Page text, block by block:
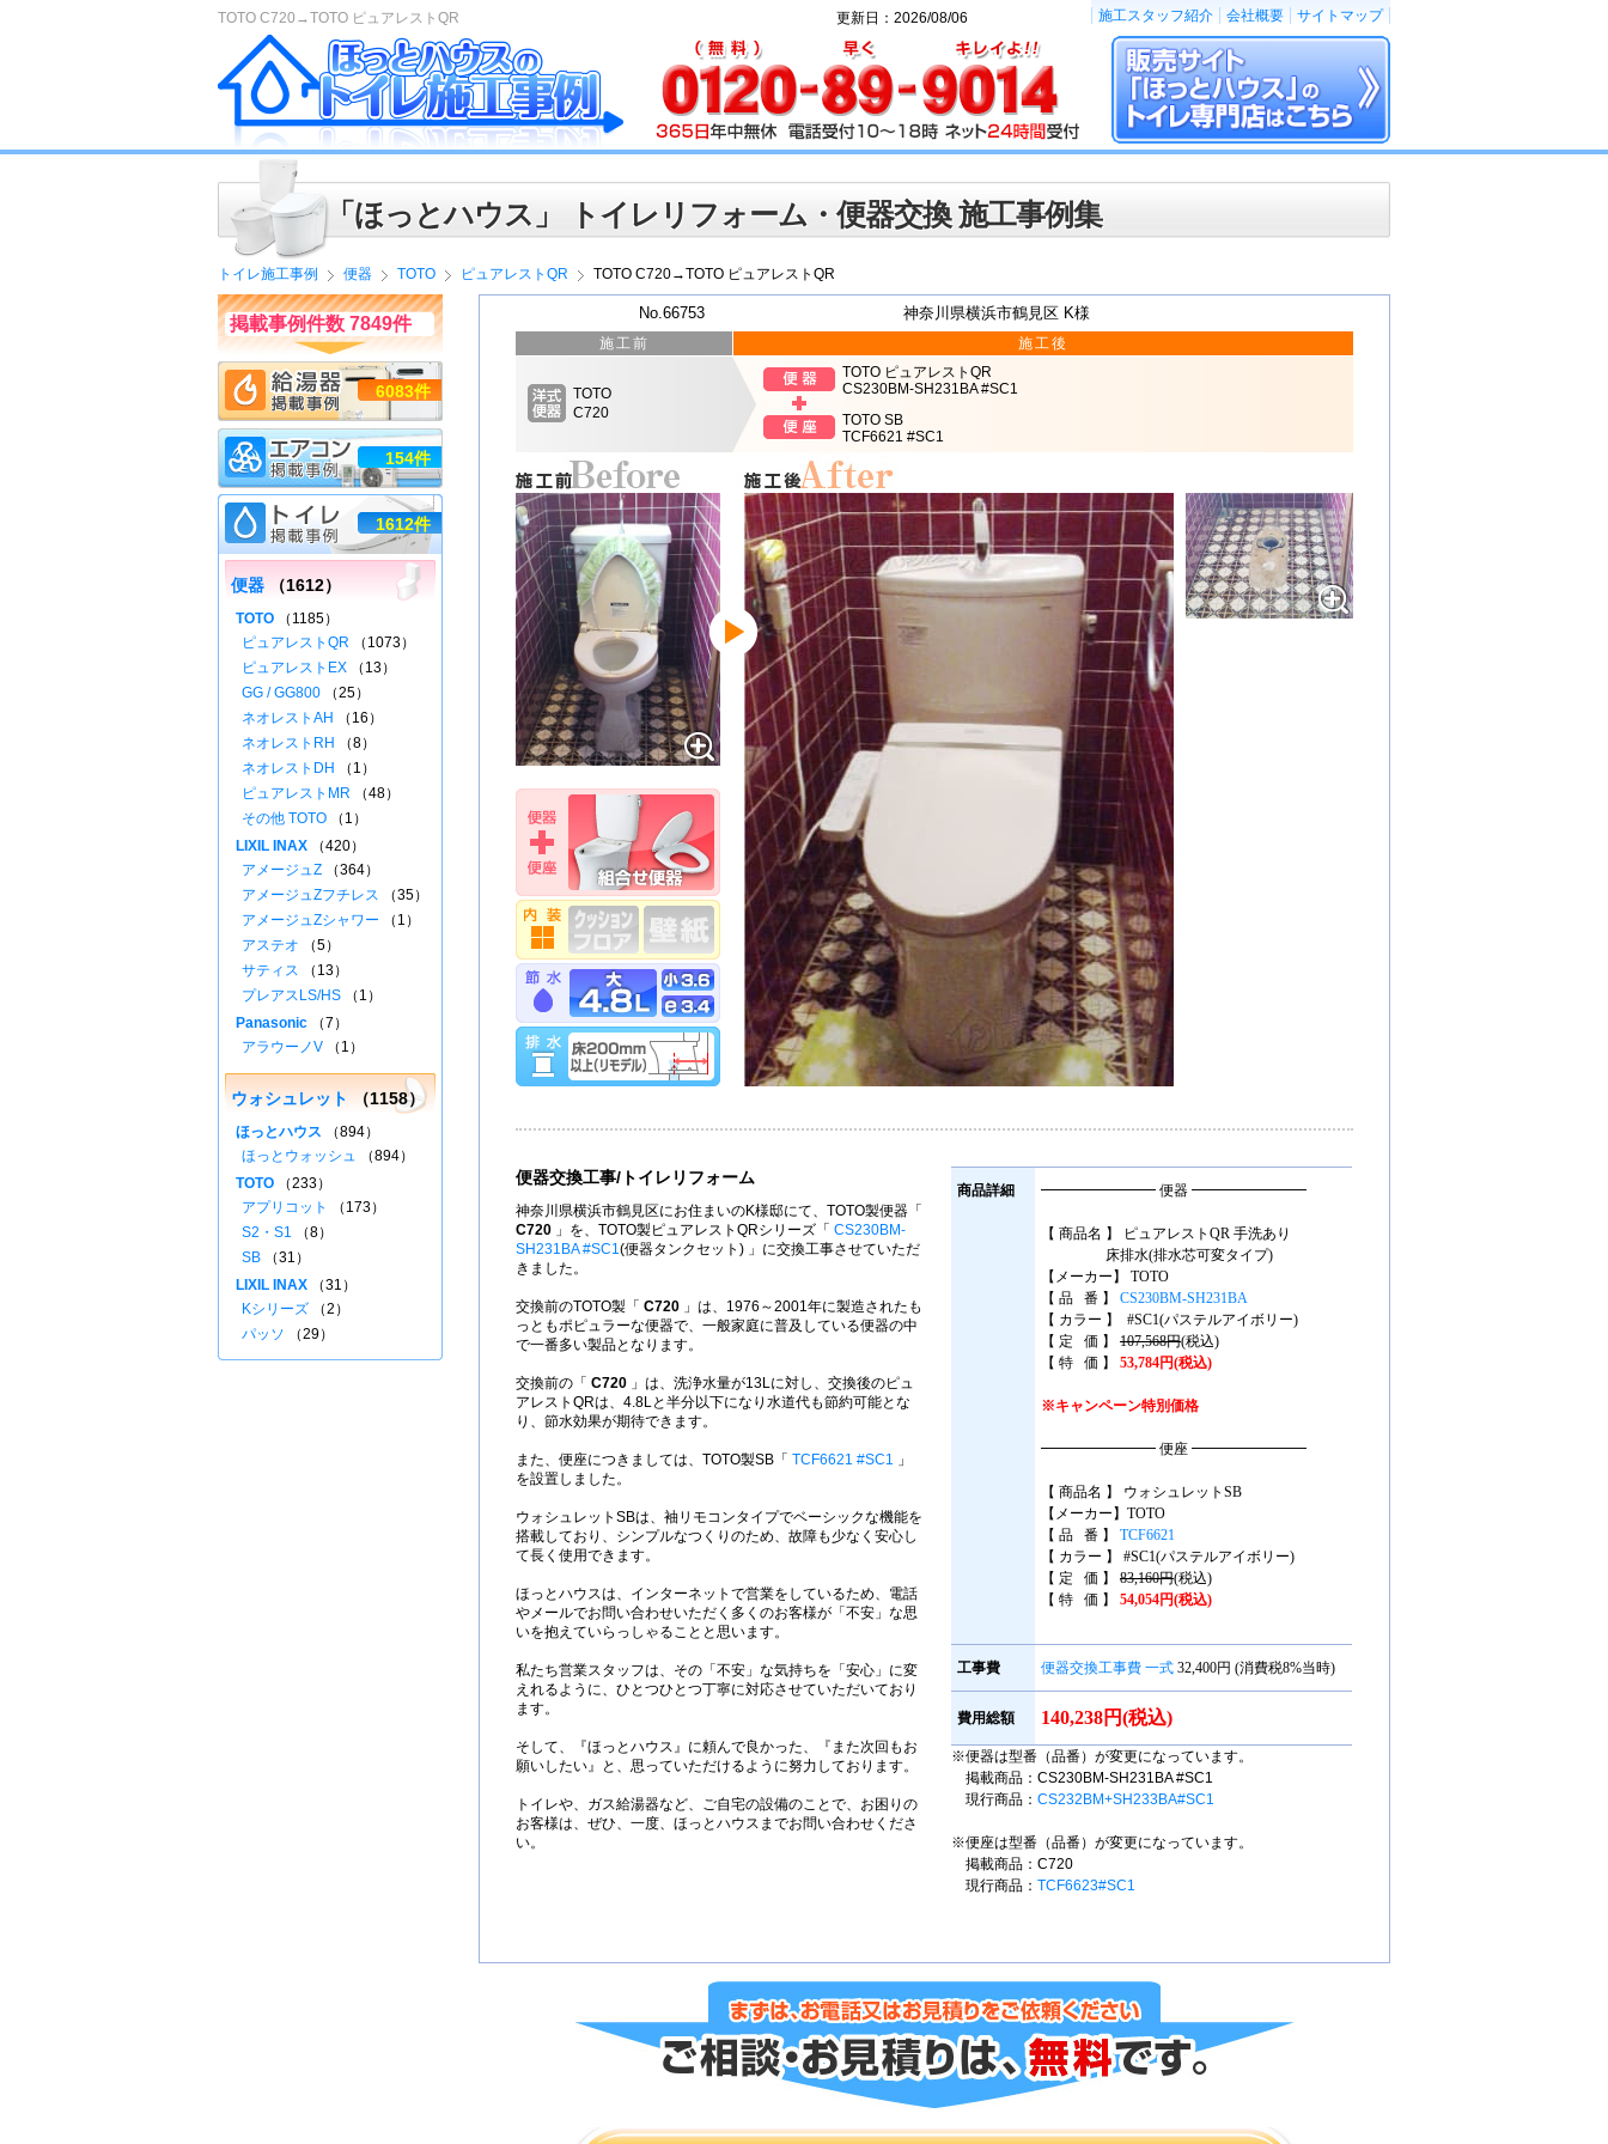
TOTO C720→TOTO ピュアレストQR
「ほっとハウス」 トイレリフォーム・便器交換 施工事例集
トイレ施工事例 便器 TOTO ピュアレストQR TOTO C720→TOTO ピュアレストQR
No.66753 神奈川県横浜市鶴見区 K様
施工前
TOTO
C720
施工後
TOTO ピュアレストQR
CS230BM-SH231BA #SC1
TOTO SB
TCF6621 #SC1
便器交換工事/トイレリフォーム
神奈川県横浜市鶴見区にお住まいのK様邸にて、TOTO製便器「
C720 」を、TOTO製ピュアレストQRシリーズ「 CS230BM-
SH231BA #SC1(便器タンクセット) 」に交換工事させていただ
きました。
交換前のTOTO製「 C720 」は、1976～2001年に製造されたも
っともポピュラーな便器で、一般家庭に普及している便器の中
で一番多い製品となります。
交換前の「 C720 」は、洗浄水量が13Lに対し、交換後のピュ
アレストQRは、4.8Lと半分以下になり水道代も節約可能とな
り、節水効果が期待できます。
また、便座につきましては、TOTO製SB「 TCF6621 #SC1 」
を設置しました。
ウォシュレットSBは、袖リモコンタイプでベーシックな機能を
搭載しており、シンプルなつくりのため、故障も少なく安心し
て長く使用できます。
ほっとハウスは、インターネットで営業をしているため、電話
やメールでお問い合わせいただく多くのお客様が「不安」な思
いを抱えていらっしゃることと思います。
私たち営業スタッフは、その「不安」な気持ちを「安心」に変
えれるように、ひとつひとつ丁寧に対応させていただいており
ます。
そして、『ほっとハウス』に頼んで良かった、『また次回もお
願いしたい』と、思っていただけるように努力しております。
トイレや、ガス給湯器など、ご自宅の設備のことで、お困りの
お客様は、ぜひ、一度、ほっとハウスまでお問い合わせくださ
い。
商品詳細 ━━━━━━━━ 便器 ━━━━━━━━
【 商品名 】 ピュアレストQR 手洗あり
床排水(排水芯可変タイプ)
【メーカー】 TOTO
【 品 番 】 CS230BM-SH231BA
【 カラー 】 #SC1(パステルアイボリー)
【 定 価 】 107,568円(税込)
【 特 価 】 53,784円(税込)
※キャンペーン特別価格
━━━━━━━━ 便座 ━━━━━━━━
【 商品名 】 ウォシュレットSB
【メーカー】TOTO
【 品 番 】 TCF6621
【 カラー 】 #SC1(パステルアイボリー)
【 定 価 】 83,160円(税込)
【 特 価 】 54,054円(税込)
工事費 便器交換工事費 一式 32,400円 (消費税8%当時)
費用総額 140,238円(税込)
※便器は型番（品番）が変更になっています。
掲載商品：CS230BM-SH231BA #SC1
現行商品： CS232BM+SH233BA#SC1
※便座は型番（品番）が変更になっています。
掲載商品：C720
現行商品： TCF6623#SC1
掲載事例件数 7849件
6083件
154件
1612件
便器 （1612）
TOTO （1185）
ピュアレストQR （1073）
ピュアレストEX （13）
GG / GG800 （25）
ネオレストAH
（16）
ネオレストRH
（8）
ネオレストDH
（1）
ピュアレストMR （48）
その他 TOTO （1）
LIXIL INAX （420）
アメージュZ （364）
アメージュZフチレス （35）
アメージュZシャワー （1）
アステオ （5）
サティス （13）
プレアスLS/HS （1）
Panasonic （7）
アラウーノV （1）
ウォシュレット （1158）
ほっとハウス （894）
ほっとウォッシュ （894）
TOTO （233）
アプリコット
（173）
S2・S1 （8）
SB （31）
LIXIL INAX （31）
Kシリーズ （2）
パッソ （29）
更新日：2026/08/06 施工スタッフ紹介 会社概要 サイトマップ